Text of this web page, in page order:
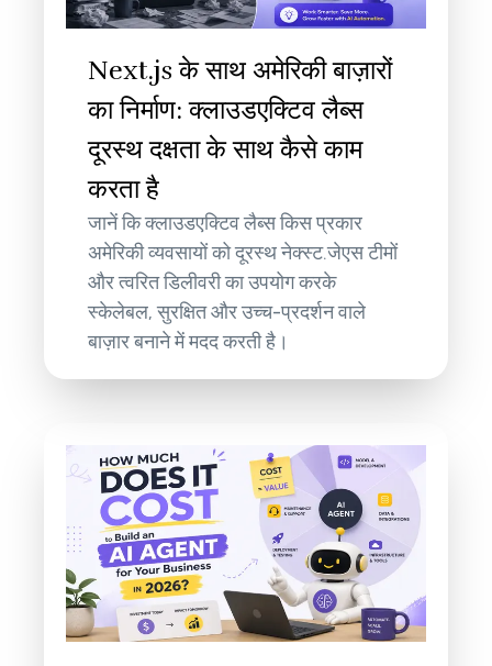
Next.js के साथ अमेरिकी बाज़ारों
का निर्माण: क्लाउडएक्टिव लैब्स
दूरस्थ दक्षता के साथ कैसे काम
करता है
जानें कि क्लाउडएक्टिव लैब्स किस प्रकार
अमेरिकी व्यवसायों को दूरस्थ नेक्स्ट.जेएस टीमों
और त्वरित डिलीवरी का उपयोग करके
स्केलेबल, सुरक्षित और उच्च-प्रदर्शन वाले
बाज़ार बनाने में मदद करती है।